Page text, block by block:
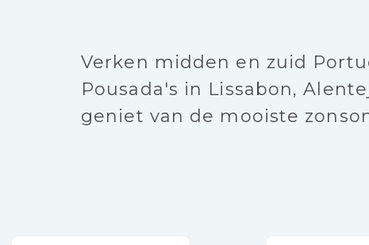
Verken midden en zuid
Pousada's in Lissabon,
geniet van de mooiste